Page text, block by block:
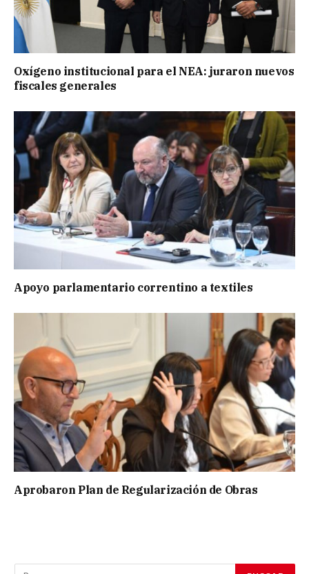
Oxígeno institucional para el NEA: juraron nuevos
fiscales generales
Apoyo parlamentario correntino a textiles
Aprobaron Plan de Regularización de Obras